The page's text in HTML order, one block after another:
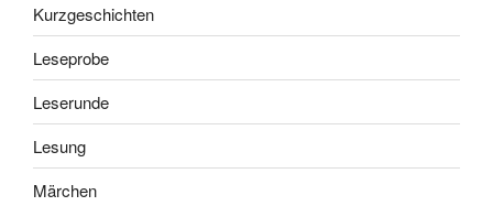
Kurzgeschichten
Leseprobe
Leserunde
Lesung
Märchen